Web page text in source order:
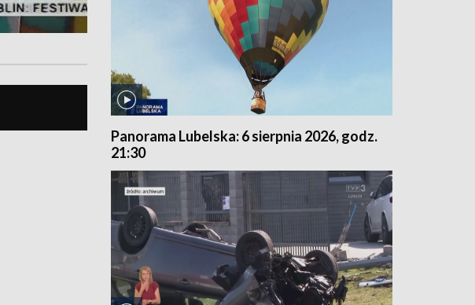
Panorama Lubelska: 6 sierpnia 2026, godz.
21:30